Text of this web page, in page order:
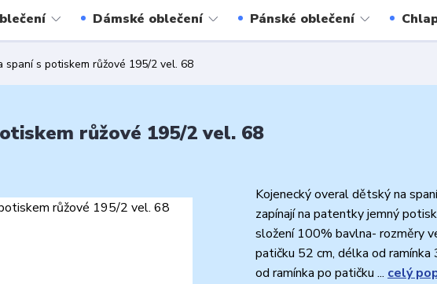
Dámské oblečení Pánské oblečení
spaní s potiskem růžové 195/2 vel. 68
růžové 195/2 vel. 68
Kojenecký overal dětský na
zapínají na patentky jemný
složení 100% bavlna- rozměry
patičku 52 cm, délka od
od ramínka po patičku ... celý